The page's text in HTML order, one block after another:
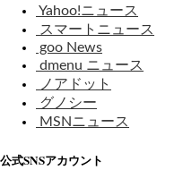
Yahoo!ニュース
スマートニュース
goo News
dmenu ニュース
ノアドット
グノシー
MSNニュース
公式SNSアカウント